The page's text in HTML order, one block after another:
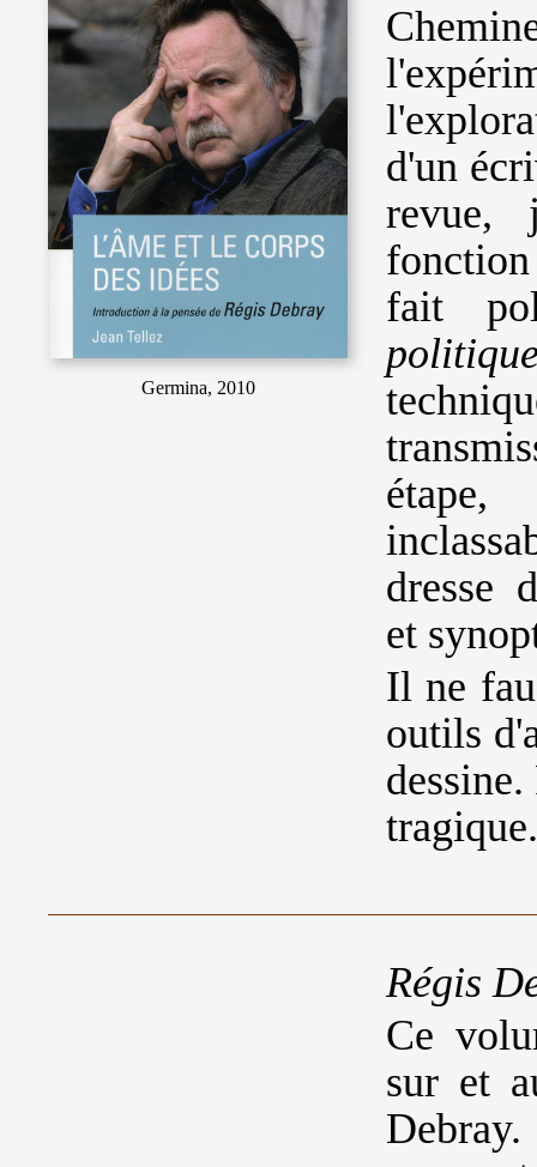
Germina, 2010
d'un
revue,
fait
dresse
et
Il ne
outils
tragique.
Régis
Ce
sur et